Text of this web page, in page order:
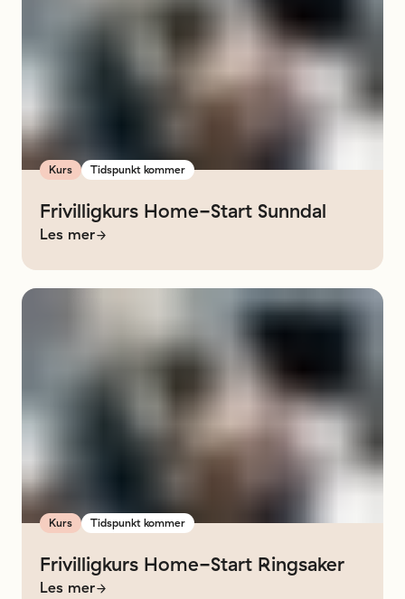
Kurs Tidspunkt kommer
Frivilligkurs Home-Start Sunndal
Les mer
Kurs Tidspunkt kommer
Frivilligkurs Home-Start Ringsaker
Les mer